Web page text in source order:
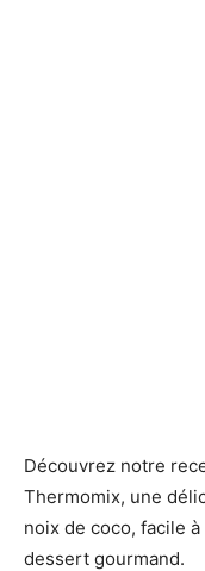
Découvrez notre
Thermomix, une
noix de coco, facile
dessert gourmand.